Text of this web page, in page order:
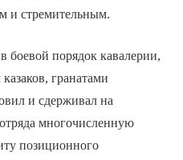
и стремительным.
боевой порядок кавалерии,
гранатами
и сдерживал на
многочисленную
позиционного